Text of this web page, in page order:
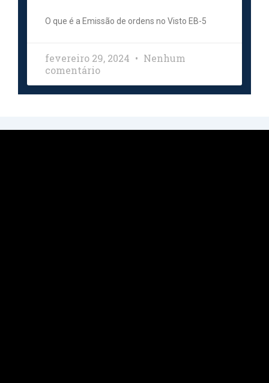
O que é a Emissão de ordens no Visto EB-5
fevereiro 29, 2024
Nenhum
comentário